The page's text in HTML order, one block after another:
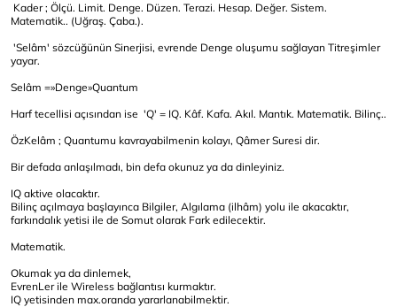
Kader ; Ölçü. Limit. Denge. Düzen. Terazi. Hesap. Değer. Sistem.
Matematik.. (Uğraş. Çaba.).
'Selâm' sözcüğünün Sinerjisi, evrende Denge oluşumu sağlayan Titreşimler
yayar.
Selâm =»Denge»Quantum
Harf tecellisi açısından ise 'Q' = IQ. Kâf. Kafa. Akıl. Mantık. Matematik. Bilinç..
ÖzKelâm ; Quantumu kavrayabilmenin kolayı, Qâmer Suresi dir.
Bir defada anlaşılmadı, bin defa okunuz ya da dinleyiniz.
IQ aktive olacaktır.
Bilinç açılmaya başlayınca Bilgiler, Algılama (ilhâm) yolu ile akacaktır,
farkındalık yetisi ile de Somut olarak Fark edilecektir.
Matematik.
Okumak ya da dinlemek,
EvrenLer ile Wireless bağlantısı kurmaktır.
IQ yetisinden max.oranda yararlanabilmektir.